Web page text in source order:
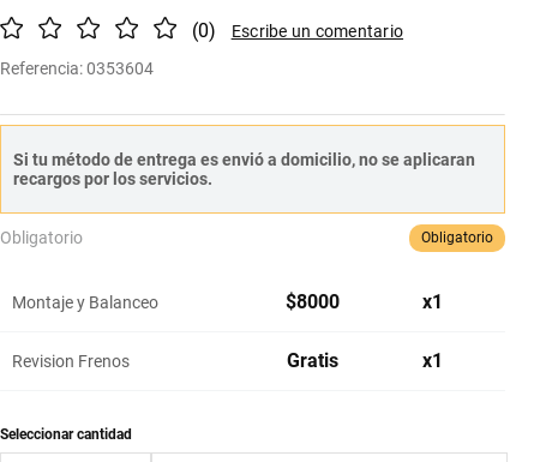
(0)
Referencia:0353604
Si tu método de entrega es envió a domicilio, no se aplicaran
recargos por los servicios.
Obligatorio Obligatorio
Montaje y Balanceo $8000 x1
Revision Frenos Gratis x1